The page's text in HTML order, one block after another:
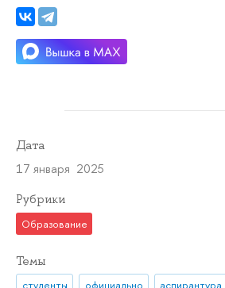
Дата
17 января 2025
Рубрики
Образование
Темы
студенты официально аспирантура